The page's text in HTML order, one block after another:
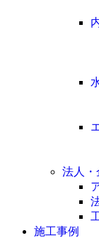
法人・
施工事例